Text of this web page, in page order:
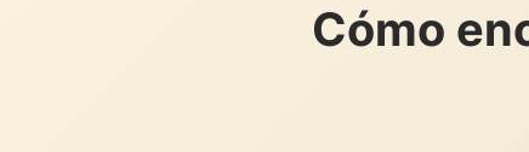
Cómo